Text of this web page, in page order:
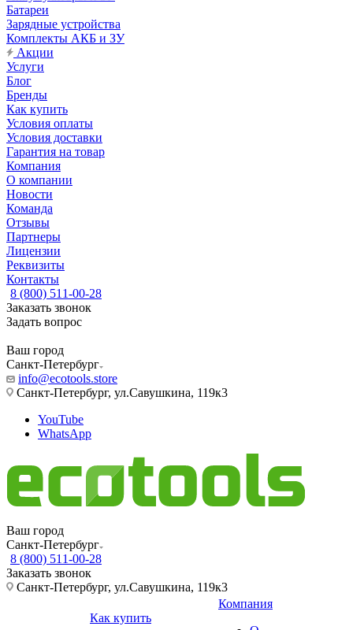
Батареи
Зарядные устройства
Комплекты АКБ и ЗУ
Акции
Услуги
Блог
Бренды
Как купить
Условия оплаты
Условия доставки
Гарантия на товар
Компания
О компании
Новости
Команда
Отзывы
Партнеры
Лицензии
Реквизиты
Контакты
8 (800) 511-00-28
Заказать звонок
Задать вопрос
Ваш город
Санкт-Петербург
info@ecotools.store
Санкт-Петербург, ул.Савушкина, 119к3
YouTube
WhatsApp
Ваш город
Санкт-Петербург
8 (800) 511-00-28
Заказать звонок
Санкт-Петербург, ул.Савушкина, 119к3
Как купить
Компания